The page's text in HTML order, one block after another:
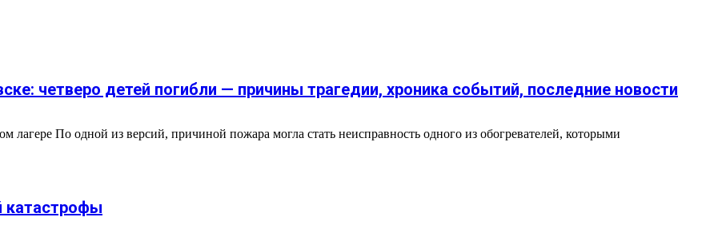
четверо детей погибли — причины трагедии, хроника событий, последние новости
лагере По одной из версий, причиной пожара могла стать неисправность одного из обогревателей, которыми
катастрофы